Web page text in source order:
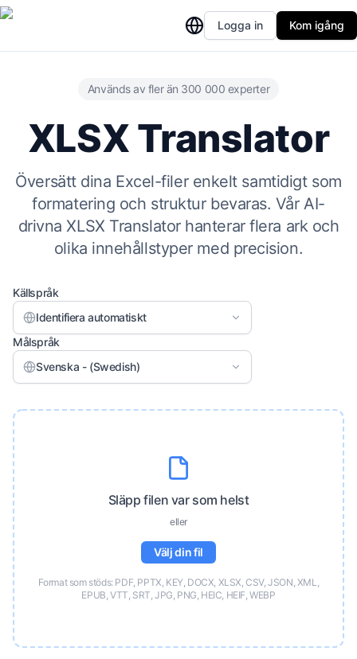
Logga in Kom igång
Används av fler än 300 000 experter
XLSX Translator
Översätt dina Excel-filer enkelt samtidigt som
formatering och struktur bevaras. Vår AI-
drivna XLSX Translator hanterar flera ark och
olika innehållstyper med precision.
Källspråk
Identifiera automatiskt
Målspråk
Svenska - (Swedish)
Släpp filen var som helst
eller
Välj din fil
Format som stöds: PDF, PPTX, KEY, DOCX, XLSX, CSV, JSON, XML,
EPUB, VTT, SRT, JPG, PNG, HEIC, HEIF, WEBP